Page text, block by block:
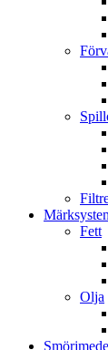
Fett
Olja